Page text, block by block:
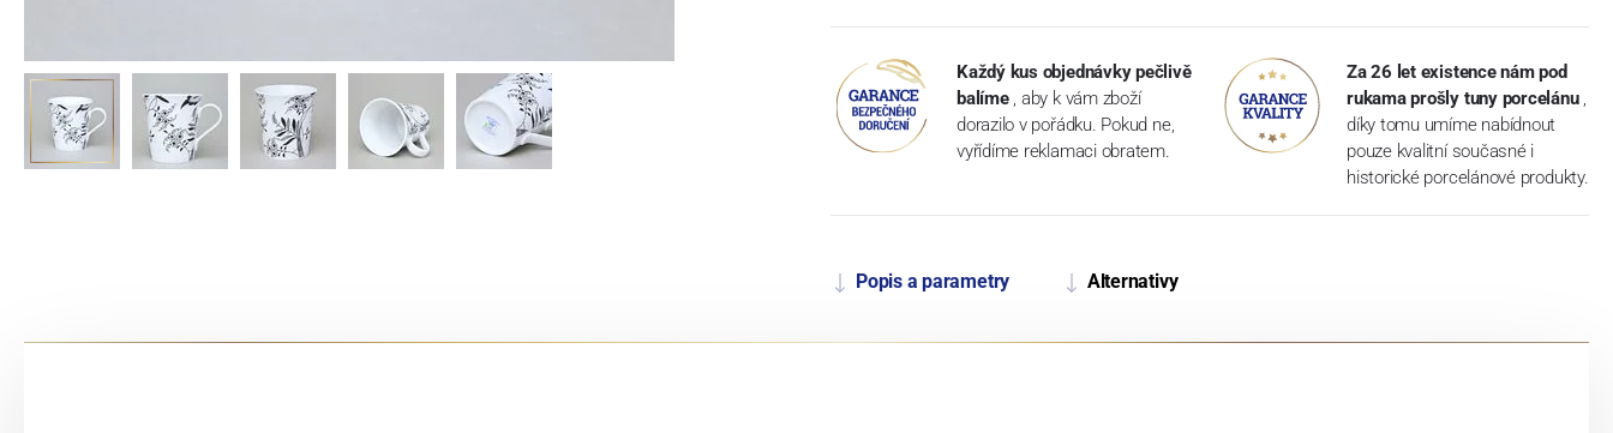
Každý kus objednávky pečlivě
balíme , aby k vám zboží
dorazilo v pořádku. Pokud ne,
vyřídíme reklamaci obratem.
Za 26 let existence nám pod
rukama prošly tuny porcelánu ,
díky tomu umíme nabídnout
pouze kvalitní současné i
historické porcelánové produkty.
Popis a parametry Alternativy